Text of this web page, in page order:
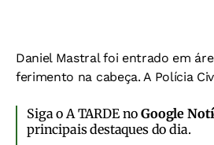
Daniel Mastral foi entrado em
ferimento na cabeça. A Polícia
Siga o A TARDE noGoogle
principais destaques do dia.